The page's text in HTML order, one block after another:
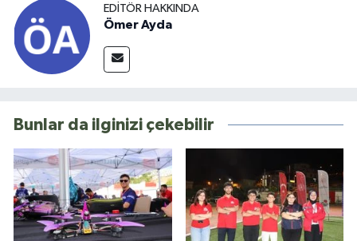
EDITÖR HAKKINDA
Ömer Ayda
Bunlar da ilginizi çekebilir